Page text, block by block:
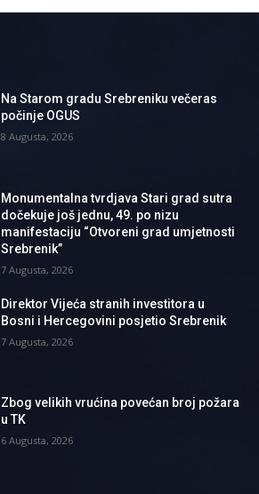
Na Starom gradu Srebreniku večeras
počinje OGUS
8 Augusta, 2026
Monumentalna tvrdjava Stari grad sutra
dočekuje još jednu, 49. po nizu
manifestaciju “Otvoreni grad umjetnosti
Srebrenik”
7 Augusta, 2026
Direktor Vijeća stranih investitora u
Bosni i Hercegovini posjetio Srebrenik
7 Augusta, 2026
Zbog velikih vrućina povećan broj požara
u TK
6 Augusta, 2026